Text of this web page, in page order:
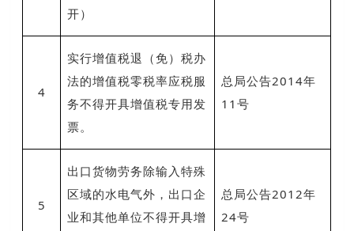
开）
4
实行增值税退（免）税办
法的增值税零税率应税服
务不得开具增值税专用发
票。
总局公告2014年
11号
5
出口货物劳务除输入特殊
区域的水电气外，出口企
业和其他单位不得开具增
总局公告2012年
24号